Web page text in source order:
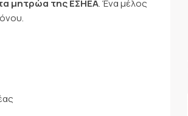
μητρώα της ΕΣΗΕΑ. Ένα μέλος